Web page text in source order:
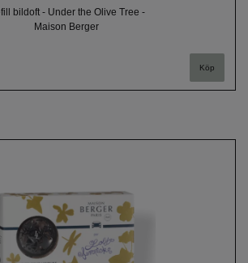
bildoft - Under the Olive Tree -
Maison Berger